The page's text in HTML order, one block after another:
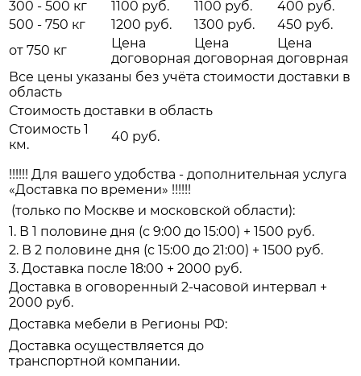
300 - 500 кг 1100 руб. 1100 руб.
400 руб.
500 - 750 кг
1200 руб. 1300 руб.
450 руб.
от 750 кг
Цена
договорная
Цена
договорная
Цена
договрная
Все цены указаны без учёта стоимости доставки в
область
Стоимость доставки в область
Стоимость 1
км.
40 руб.
!!!!!! Для вашего удобства - дополнительная услуга
«Доставка по времени» !!!!!!
(только по Москве и московской области):
1. В 1 половине дня (с 9:00 до 15:00) + 1500 руб.
2. В 2 половине дня (с 15:00 до 21:00) + 1500 руб.
3. Доставка после 18:00 + 2000 руб.
Доставка в оговоренный 2-часовой интервал +
2000 руб.
Доставка мебели в Регионы РФ:
Доставка осуществляется до
транспортной компании.